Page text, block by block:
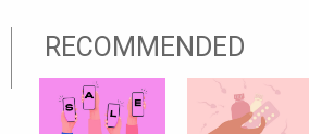
RECOMMENDED